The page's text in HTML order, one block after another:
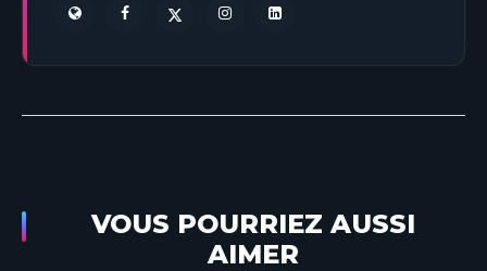
VOUS POURRIEZ AUSSI
AIMER